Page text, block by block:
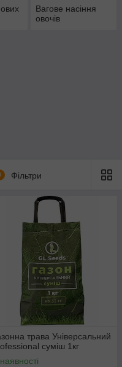
Вагове насіння
овочів
Фільтри
трава Універсальний
суміш 1кг